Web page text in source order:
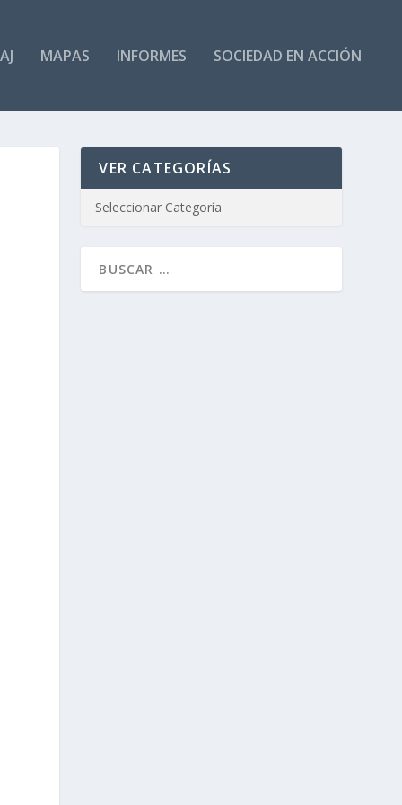
MAPAS INFORMES SOCIEDAD EN ACCIÓN
VER CATEGORÍAS